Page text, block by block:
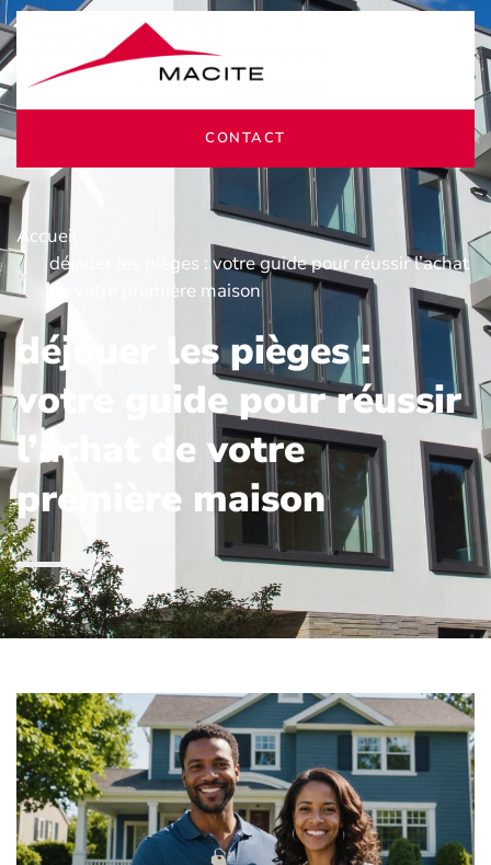
CONTACT
Accueil
déjouer les pièges : votre guide pour réussir l’achat
de votre première maison
déjouer les pièges :
votre guide pour réussir
l’achat de votre
première maison